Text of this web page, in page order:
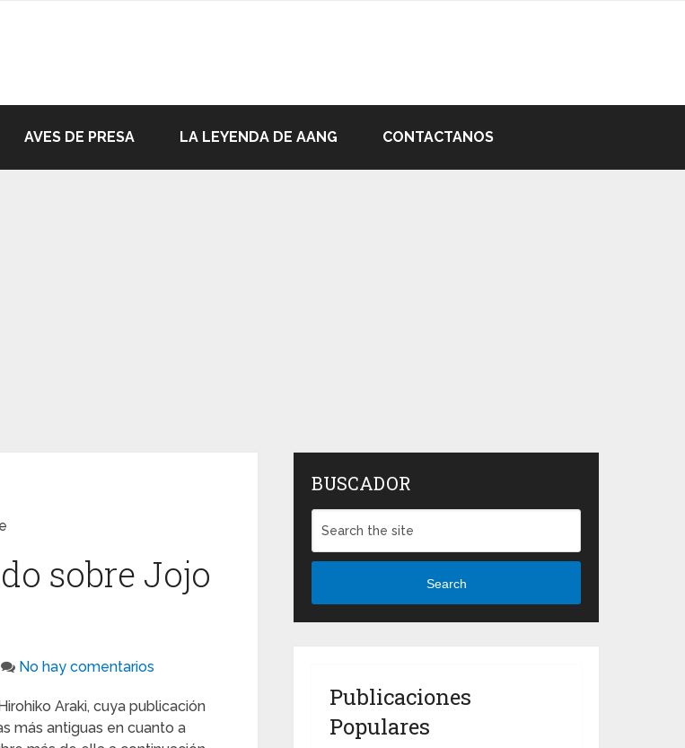
AVES DE PRESA LA LEYENDA DE AANG CONTACTANOS
sobre Jojo
No hay comentarios
Araki, cuya publicación
más antiguas en cuanto a
BUSCADOR
Search
Publicaciones
Populares